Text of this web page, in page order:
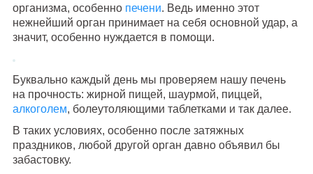
организма, особенно печени. Ведь именно этот
нежнейший орган принимает на себя основной удар, а
значит, особенно нуждается в помощи.
Буквально каждый день мы проверяем нашу печень
на прочность: жирной пищей, шаурмой, пиццей,
алкоголем, болеутоляющими таблетками и так далее.
В таких условиях, особенно после затяжных
праздников, любой другой орган давно объявил бы
забастовку.